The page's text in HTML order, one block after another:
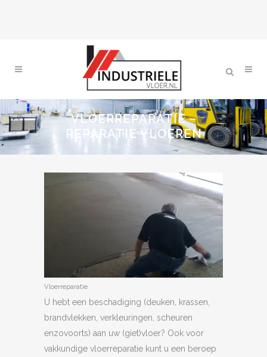
VLOERREPARATIE –
REPARATIE VLOEREN
Vloerreparatie
U hebt een beschadiging (deuken, krassen,
brandvlekken, verkleuringen, scheuren
enzovoorts) aan uw (giet)vloer? Ook voor
vakkundige vloerreparatie kunt u een beroep